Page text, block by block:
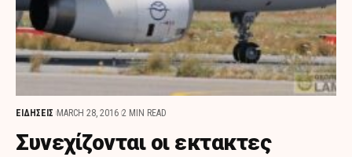
ΕΙΔΗΣΕΙΣ MARCH 28, 2016 2 MIN READ
Συνεχίζονται οι εκτακτες